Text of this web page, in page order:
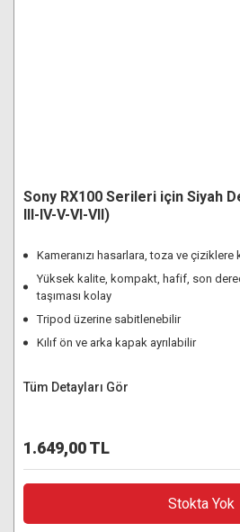
Sony RX100 Serileri için Siyah
III-IV-V-VI-VII)
Kameranızı hasarlara, toza ve çiziklere
Yüksek kalite, kompakt, hafif, son
taşıması kolay
Tripod üzerine sabitlenebilir
Kılıf ön ve arka kapak ayrılabilir
Tüm Detayları Gör
1.649,00 TL
Stokta Yok